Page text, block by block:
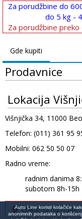
Za porudžbine do
do 5 kg -
Za porudžbine
Gde kupiti
Prodavnice
Lokacija
Višnjička 34, 11000
Telefon: (011) 361 95
Mobilni: 062 50 50 07
Radno vreme:
radnim danima
subotom 8h-15h
Lokacija na mapi
Auto Line koristi kolačiće
anonimnih podataka o